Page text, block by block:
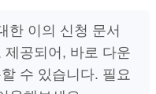
한 이의 신청 문서
공되어, 바로 다운
수 있습니다. 필요